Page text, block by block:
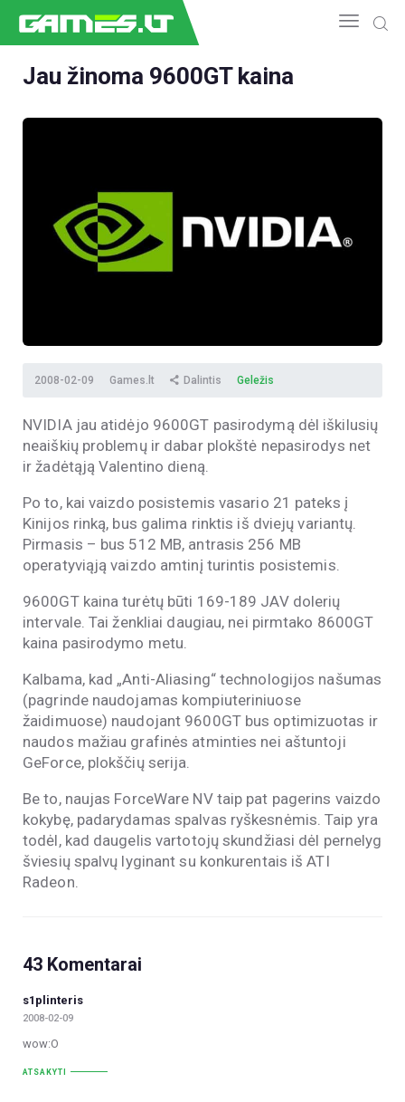
NAUJIENOS
GELEŽIS
VIDEO
APŽVALGOS
ŽAIDIMAI
Jau žinoma 9600GT kaina
2008-02-09 Games.lt Dalintis Geležis
NVIDIA jau atidėjo 9600GT pasirodymą dėl iškilusių
neaiškių problemų ir dabar plokštė nepasirodys net
ir žadėtąją Valentino dieną.
Po to, kai vaizdo posistemis vasario 21 pateks į
Kinijos rinką, bus galima rinktis iš dviejų variantų.
Pirmasis – bus 512 MB, antrasis 256 MB
operatyviąją vaizdo amtinį turintis posistemis.
9600GT kaina turėtų būti 169-189 JAV dolerių
intervale. Tai ženkliai daugiau, nei pirmtako 8600GT
kaina pasirodymo metu.
Kalbama, kad „Anti-Aliasing“ technologijos našumas
(pagrinde naudojamas kompiuteriniuose
žaidimuose) naudojant 9600GT bus optimizuotas ir
naudos mažiau grafinės atminties nei aštuntoji
GeForce, plokščių serija.
Be to, naujas ForceWare NV taip pat pagerins vaizdo
kokybę, padarydamas spalvas ryškesnėmis. Taip yra
todėl, kad daugelis vartotojų skundžiasi dėl pernelyg
šviesių spalvų lyginant su konkurentais iš ATI
Radeon.
43 Komentarai
s1plinteris
2008-02-09
wow:O
ATSAKYTI